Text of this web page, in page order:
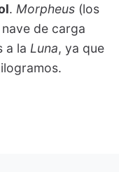
. Morpheus (los
de carga
a la Luna, ya que